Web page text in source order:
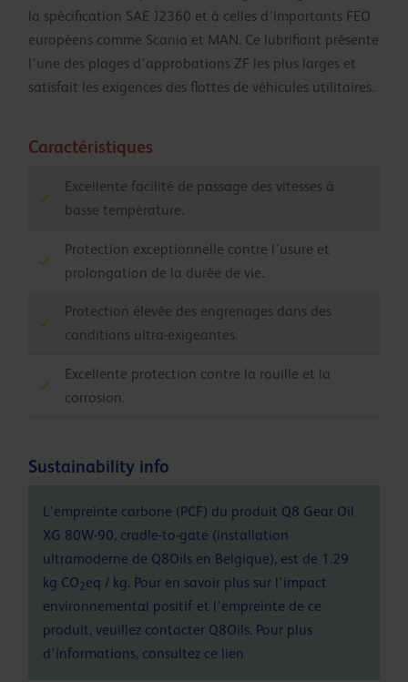
la spécification SAE J2360 et à celles d’importants FEO
européens comme Scania et MAN. Ce lubrifiant présente
l’une des plages d’approbations ZF les plus larges et
satisfait les exigences des flottes de véhicules utilitaires.
Caractéristiques
Excellente facilité de passage des vitesses à
basse température.
Protection exceptionnelle contre l’usure et
prolongation de la durée de vie.
Protection élevée des engrenages dans des
conditions ultra-exigeantes.
Excellente protection contre la rouille et la
corrosion.
Sustainability info
L'empreinte carbone (PCF) du produit Q8 Gear Oil
XG 80W-90, cradle-to-gate (installation
ultramoderne de Q8Oils en Belgique), est de 1.29
kg CO2eq / kg. Pour en savoir plus sur l'impact
environnemental positif et l'empreinte de ce
produit, veuillez contacter Q8Oils. Pour plus
d'informations, consultez ce lien